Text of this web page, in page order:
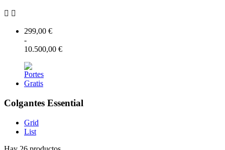
 
299,00 €
-
10.500,00 €
Colgantes Essential
Grid
List